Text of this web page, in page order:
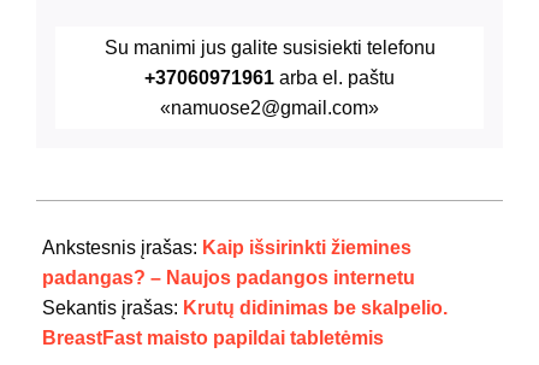
Su manimi jus galite susisiekti telefonu
+37060971961 arba el. paštu
«namuose2@gmail.com»
07-
19
Ankstesnis įrašas: Kaip išsirinkti žiemines
padangas? – Naujos padangos internetu
Sekantis įrašas: Krutų didinimas be skalpelio.
BreastFast maisto papildai tabletėmis